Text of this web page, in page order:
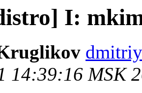
I:
14:39:16 MSK